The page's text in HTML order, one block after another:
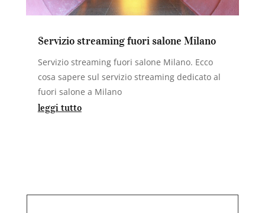
Servizio streaming fuori salone Milano
Servizio streaming fuori salone Milano. Ecco
cosa sapere sul servizio streaming dedicato al
fuori salone a Milano
leggi tutto